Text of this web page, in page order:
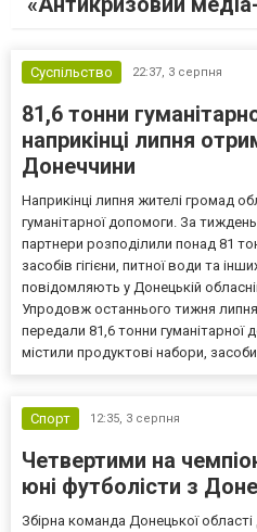
Суспільство 22:37, 3 серпня
81,6 тонни
наприкінці липня
Донеччини
Наприкінці липня жителі громад
гуманітарної допомоги. За тиждень
партнери розподілили понад 81
засобів гігієни, питної води та
повідомляють у Донецькій обласній
Упродовж останнього тижня
передали 81,6 тонни гуманітарної
містили продуктові набори,
Спорт 12:35, 3 серпня
Четвертими на
юні футболісти з
Збірна команда Донецької